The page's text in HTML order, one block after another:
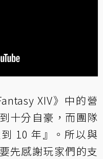
XIV》中的營
十分自豪，而團隊
10 年』。所以與
先感謝玩家們的支